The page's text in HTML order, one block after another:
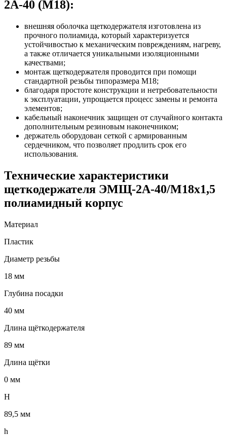
2А-40 (М18):
внешняя оболочка щеткодержателя изготовлена из
прочного полиамида, который характеризуется
устойчивостью к механическим повреждениям, нагреву,
а также отличается уникальными изоляционными
качествами;
монтаж щеткодержателя проводится при помощи
стандартной резьбы типоразмера М18;
благодаря простоте конструкции и нетребовательности
к эксплуатации, упрощается процесс замены и ремонта
элементов;
кабельный наконечник защищен от случайного контакта
дополнительным резиновым наконечником;
держатель оборудован сеткой с армированным
сердечником, что позволяет продлить срок его
использования.
Технические характеристики
щеткодержателя ЭМЩ-2А-40/М18х1,5
полиамидный корпус
Материал
Пластик
Диаметр резьбы
18 мм
Глубина посадки
40 мм
Длина щёткодержателя
89 мм
Длина щётки
0 мм
H
89,5 мм
h